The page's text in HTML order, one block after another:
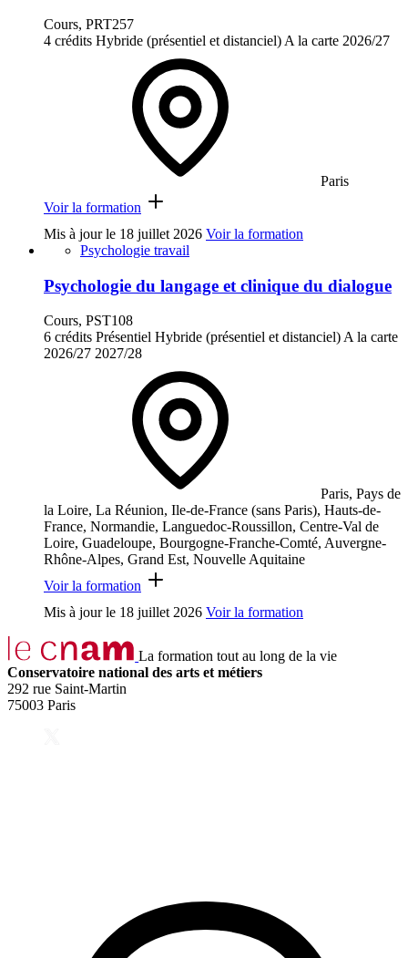
Cours, PRT257
4 crédits Hybride (présentiel et distanciel) A la carte 2026/27
Paris
Voir la formation
Mis à jour le 18 juillet 2026 Voir la formation
Psychologie travail
Psychologie du langage et clinique du dialogue
Cours, PST108
6 crédits Présentiel Hybride (présentiel et distanciel) A la carte
2026/27 2027/28
Paris, Pays de
la Loire, La Réunion, Ile-de-France (sans Paris), Hauts-de-
France, Normandie, Languedoc-Roussillon, Centre-Val de
Loire, Guadeloupe, Bourgogne-Franche-Comté, Auvergne-
Rhône-Alpes, Grand Est, Nouvelle Aquitaine
Voir la formation
Mis à jour le 18 juillet 2026 Voir la formation
La formation tout au long de la vie
Conservatoire national des arts et métiers
292 rue Saint-Martin
75003 Paris